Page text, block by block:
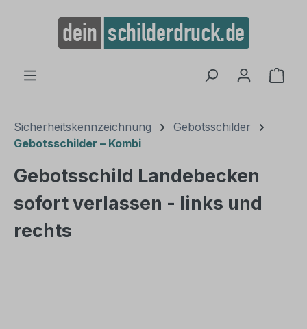
springen
Sicherheitskennzeichnung
Gebotsschilder
Gebotsschilder – Kombi
Gebotsschild Landebecken
sofort verlassen - links und
rechts